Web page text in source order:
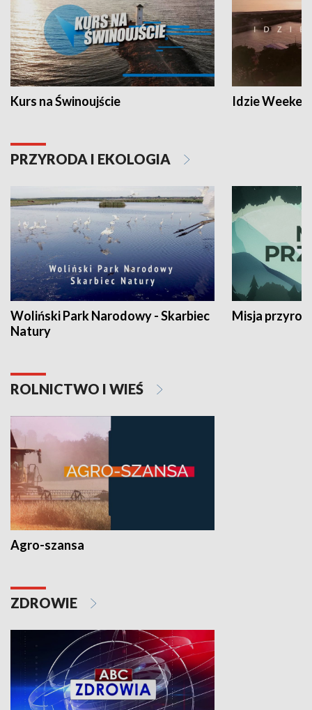
Kurs na Świnoujście Idzie
PRZYRODA I EKOLOGIA
Woliński Park Narodowy - Skarbiec
Natury
Misja
ROLNICTWO I WIEŚ
Agro-szansa
ZDROWIE